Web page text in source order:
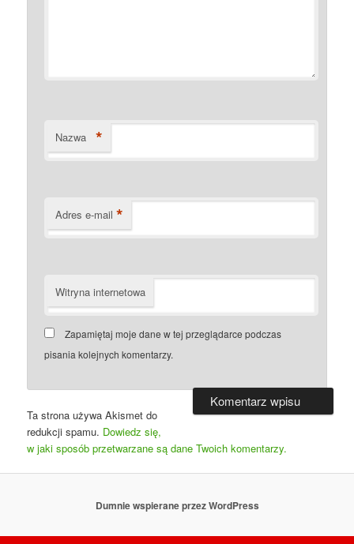
Nazwa *
Adres e-mail *
Witryna internetowa
Zapamiętaj moje dane w tej przeglądarce podczas
pisania kolejnych komentarzy.
Ta strona używa Akismet do
redukcji spamu. Dowiedz się,
w jaki sposób przetwarzane są dane Twoich komentarzy.
Dumnie wspierane przez WordPress